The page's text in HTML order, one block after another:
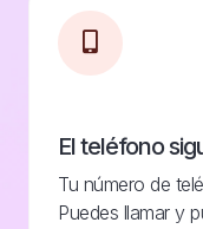
El teléfono
Tu número de
Puedes llamar y